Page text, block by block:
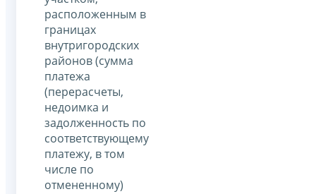
расположенным в
границах
внутригородских
районов (сумма
платежа
(перерасчеты,
недоимка и
задолженность по
соответствующему
платежу, в том
числе по
отмененному)